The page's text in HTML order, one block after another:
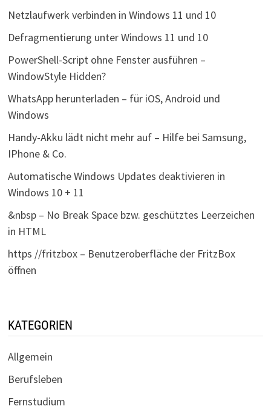
Netzlaufwerk verbinden in Windows 11 und 10
Defragmentierung unter Windows 11 und 10
PowerShell-Script ohne Fenster ausführen –
WindowStyle Hidden?
WhatsApp herunterladen – für iOS, Android und
Windows
Handy-Akku lädt nicht mehr auf – Hilfe bei Samsung,
IPhone & Co.
Automatische Windows Updates deaktivieren in
Windows 10 + 11
&nbsp – No Break Space bzw. geschütztes Leerzeichen
in HTML
https //fritzbox – Benutzeroberfläche der FritzBox
öffnen
KATEGORIEN
Allgemein
Berufsleben
Fernstudium